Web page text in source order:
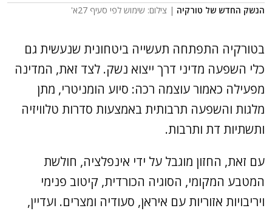
הנשק החדש של טורקיה | צילום: שימוש לפי סעיף 27א'
בטורקיה התפתחה תעשייה ביטחונית שנעשית גם
כלי השפעה מדיני דרך ייצוא נשק. לצד זאת, המדינה
מפעילה כאמור עוצמה רכה: סיוע הומניטרי, מתן
מלגות והשפעה תרבותית באמצעות סדרות טלוויזיה
ותשתיות דת ותרבות.
עם זאת, החזון מוגבל על ידי אינפלציה, חולשת
המטבע המקומי, הסוגיה הכורדית, קיטוב פנימי
ויריבויות אזוריות עם איראן, סעודיה ומצרים. ועדיין,